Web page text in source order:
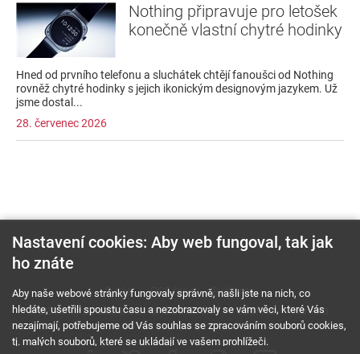
Nothing připravuje pro letošek
konečně vlastní chytré hodinky
Hned od prvního telefonu a sluchátek chtějí fanoušci od Nothing
rovněž chytré hodinky s jejich ikonickým designovým jazykem. Už
jsme dostal...
28. červenec 2026
O nás RSS feed
Reklama
Podmínky použití a ochrana soukromí
Cookies Kariéra
Nastavení cookies: Aby web fungoval, tak jak
ho znáte
Aby naše webové stránky fungovaly správně, našli jste na nich, co
hledáte, ušetřili spoustu času a nezobrazovaly se vám věci, které Vás
nezajímají, potřebujeme od Vás souhlas se zpracováním souborů cookies,
tj. malých souborů, které se ukládají ve vašem prohlížeči.